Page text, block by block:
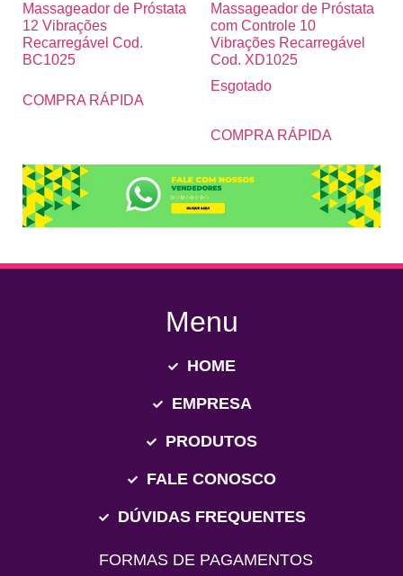
Massageador de Próstata
12 Vibrações
Recarregável Cod.
BC1025
COMPRA RÁPIDA
Massageador de Próstata
com Controle 10
Vibrações Recarregável
Cod. XD1025
Esgotado
COMPRA RÁPIDA
Menu
HOME
EMPRESA
PRODUTOS
FALE CONOSCO
DÚVIDAS FREQUENTES
FORMAS DE PAGAMENTOS